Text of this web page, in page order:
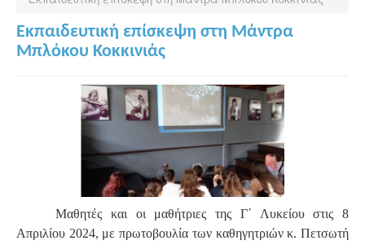
Εκπαιδευτική επίσκεψη στη Μάντρα
Μπλόκου Κοκκινιάς
Μαθητές και οι μαθήτριες της Γ΄ Λυκείου στις 8
Απριλίου 2024, με πρωτοβουλία των καθηγητριών κ. Πετσωτή